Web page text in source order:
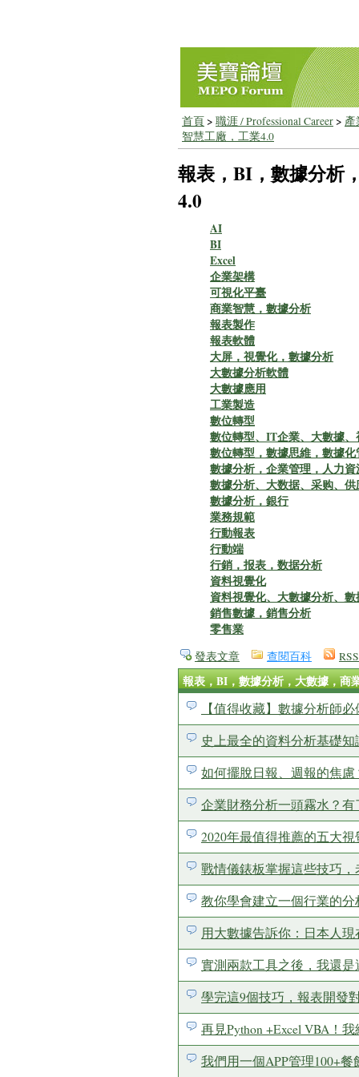
首頁> 職涯 / Professional Career> 產
智慧工廠，工業4.0
報表，BI，數據分析
4.0
AI
BI
Excel
企業架構
可視化平臺
商業智慧，數據分析
報表製作
報表軟體
大屏，視覺化，數據分析
大數據分析軟體
大數據應用
工業製造
數位轉型
數位轉型、IT企業、大數據
數位轉型，數據思維，數據
數據分析，企業管理，人力資
數據分析、大数据、采购、供
數據分析，銀行
業務規範
行動報表
行動端
行銷，报表，数据分析
資料視覺化
資料視覺化、大數據分析、
銷售數據，銷售分析
零售業
發表文章 查閱百科 RSS
報表，BI，數據分析，大數據，商
【值得收藏】數據分析師
史上最全的資料分析基礎
如何擺脫日報、週報的焦慮
企業財務分析一頭霧水？
2020年最值得推薦的五大
戰情儀錶板掌握這些技巧
教你學會建立一個行業的分
用大數據告訴你：日本人
實測兩款工具之後，我還
學完這9個技巧，報表開發
再見Python +Excel VBA！
我們用一個APP管理100+